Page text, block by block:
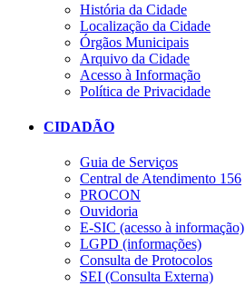
História da Cidade
Localização da Cidade
Órgãos Municipais
Arquivo da Cidade
Acesso à Informação
Política de Privacidade
CIDADÃO
Guia de Serviços
Central de Atendimento 156
PROCON
Ouvidoria
E-SIC (acesso à informação)
LGPD (informações)
Consulta de Protocolos
SEI (Consulta Externa)